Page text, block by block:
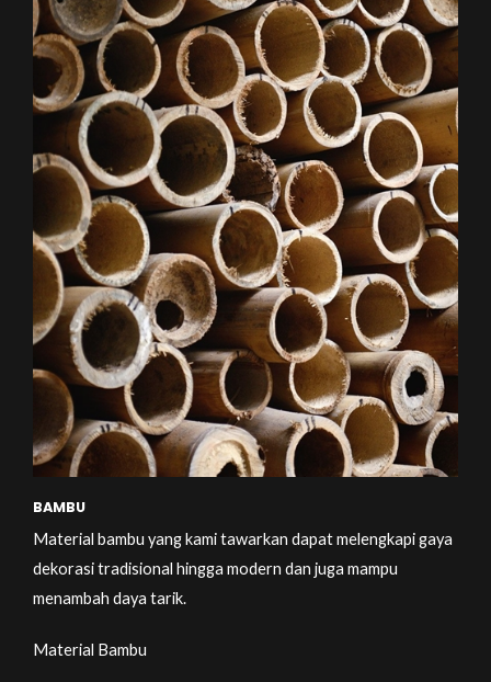
BAMBU
Material bambu yang kami tawarkan dapat melengkapi gaya
dekorasi tradisional hingga modern dan juga mampu
menambah daya tarik.
Material Bambu